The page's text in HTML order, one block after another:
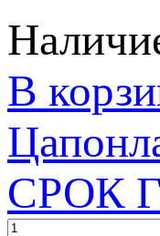
В
СРОК